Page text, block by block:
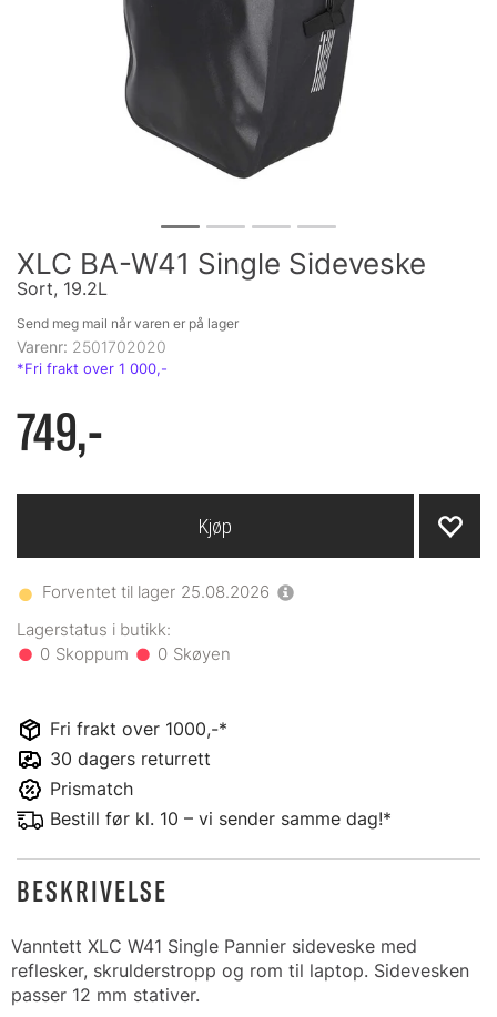
XLC BA-W41 Single Sideveske
Sort, 19.2L
Varenr: 2501702020
749,-
Forventet til lager 25.08.2026
0 0
Kjøp
Fri frakt over 1000,-*
30 dagers returrett
Prismatch
Bestill før kl. 10 – vi sender samme dag!*
Send meg mail når varen er på lager
BESKRIVELSE
Vanntett XLC W41 Single Pannier sideveske med
reflesker, skrulderstropp og rom til laptop. Sidevesken
passer 12 mm stativer.